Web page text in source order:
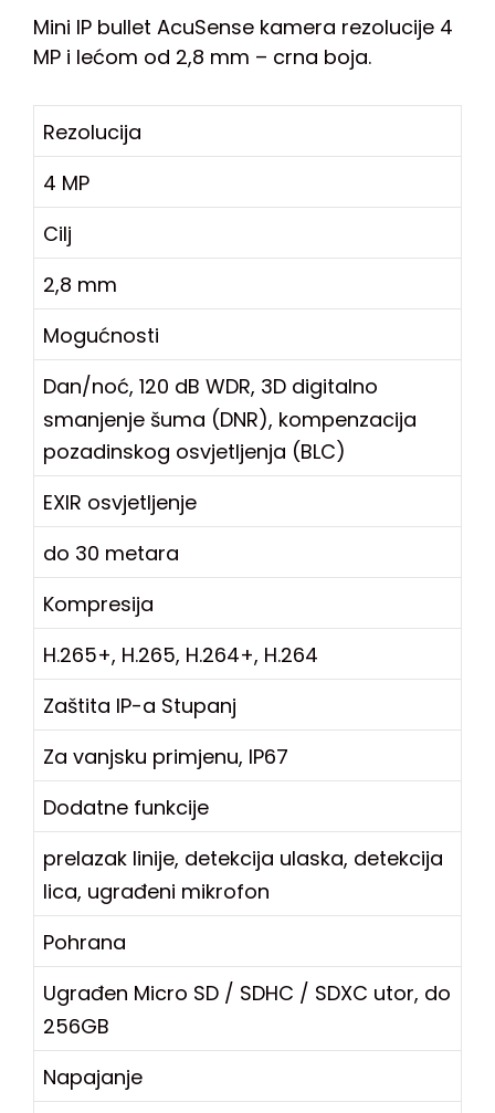
Mini IP bullet AcuSense kamera rezolucije 4
MP i lećom od 2,8 mm – crna boja.
Rezolucija
4 MP
Cilj
2,8 mm
Mogućnosti
Dan/noć, 120 dB WDR, 3D digitalno
smanjenje šuma (DNR), kompenzacija
pozadinskog osvjetljenja (BLC)
EXIR osvjetljenje
do 30 metara
Kompresija
H.265+, H.265, H.264+, H.264
Zaštita IP-a Stupanj
Za vanjsku primjenu, IP67
Dodatne funkcije
prelazak linije, detekcija ulaska, detekcija
lica, ugrađeni mikrofon
Pohrana
Ugrađen Micro SD / SDHC / SDXC utor, do
256GB
Napajanje